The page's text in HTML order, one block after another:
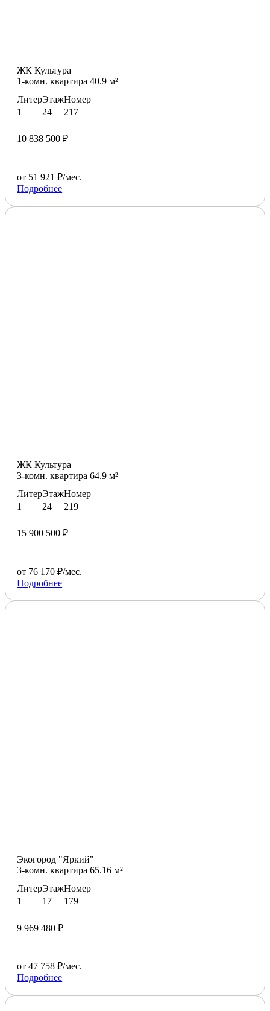
ЖК Культура
1-комн. квартира 40.9 м²
Литер
1
Этаж
24
Номер
217
10 838 500 ₽
от 51 921 ₽/мес.
Подробнее
ЖК Культура
3-комн. квартира 64.9 м²
Литер
1
Этаж
24
Номер
219
15 900 500 ₽
от 76 170 ₽/мес.
Подробнее
Экогород "Яркий"
3-комн. квартира 65.16 м²
Литер
1
Этаж
17
Номер
179
9 969 480 ₽
от 47 758 ₽/мес.
Подробнее